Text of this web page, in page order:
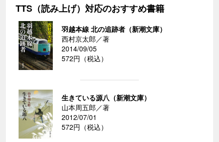
TTS（読み上げ）対応のおすすめ書籍
羽越本線 北の追跡者（新潮文庫）
西村京太郎／著
2014/09/05
572円（税込）
生きている源八（新潮文庫）
山本周五郎／著
2012/07/01
572円（税込）